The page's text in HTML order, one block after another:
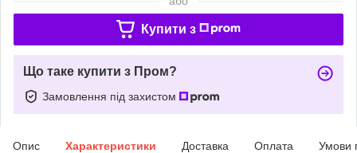
Купити з
Що таке купити з Пром?
Замовлення під захистом
Опис Характеристики Доставка Оплата Умови